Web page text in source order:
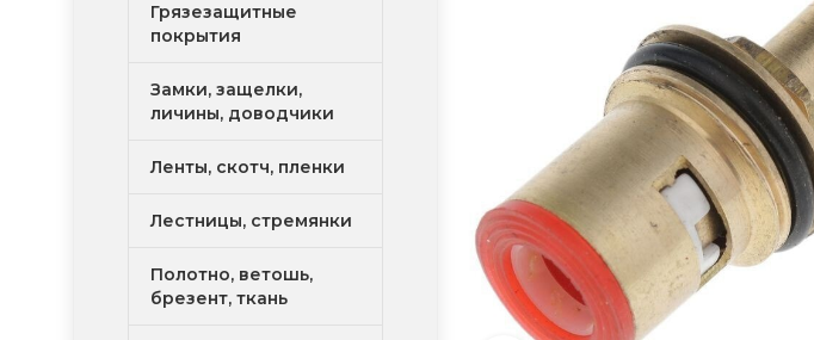
Грязезащитные
покрытия
Замки, защелки,
личины, доводчики
Ленты, скотч, пленки
Лестницы, стремянки
Полотно, ветошь,
брезент, ткань